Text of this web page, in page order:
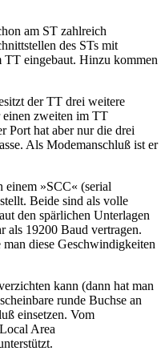
am ST zahlreich
des STs mit
TT eingebaut. Hinzu kommen
der TT drei weitere
einen zweiten im TT
Port hat aber nur die drei
Als Modemanschluß ist er
einem »SCC« (serial
Beide sind als volle
den spärlichen Unterlagen
als 19200 Baud vertragen.
diese Geschwindigkeiten
kann (dann hat man
runde Buchse an
einsetzen. Vom
Area